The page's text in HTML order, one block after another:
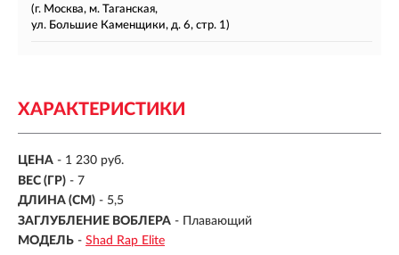
(г. Москва, м. Таганская,
ул. Большие Каменщики, д. 6, стр. 1)
ХАРАКТЕРИСТИКИ
ЦЕНА - 1 230 руб.
ВЕС (ГР) - 7
ДЛИНА (СМ) - 5,5
ЗАГЛУБЛЕНИЕ ВОБЛЕРА - Плавающий
МОДЕЛЬ - Shad Rap Elite